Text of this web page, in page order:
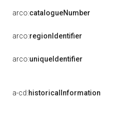
arco:catalogueNumber
arco:regionIdentifier
arco:uniqueIdentifier
a-cd:historicalInformation